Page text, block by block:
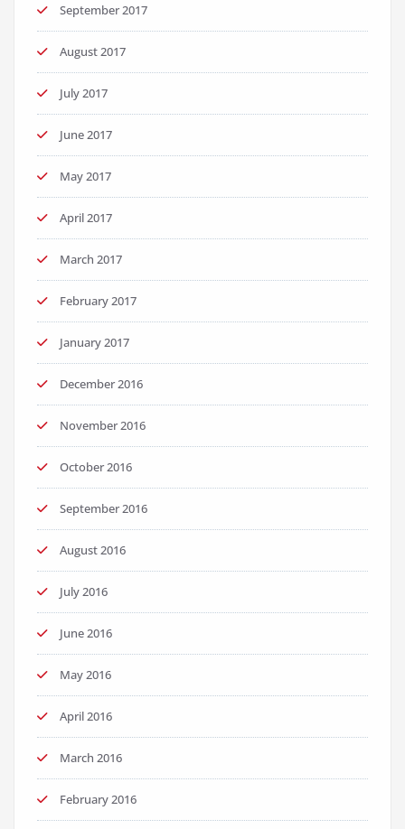
September 2017
August 2017
July 2017
June 2017
May 2017
April 2017
March 2017
February 2017
January 2017
December 2016
November 2016
October 2016
September 2016
August 2016
July 2016
June 2016
May 2016
April 2016
March 2016
February 2016